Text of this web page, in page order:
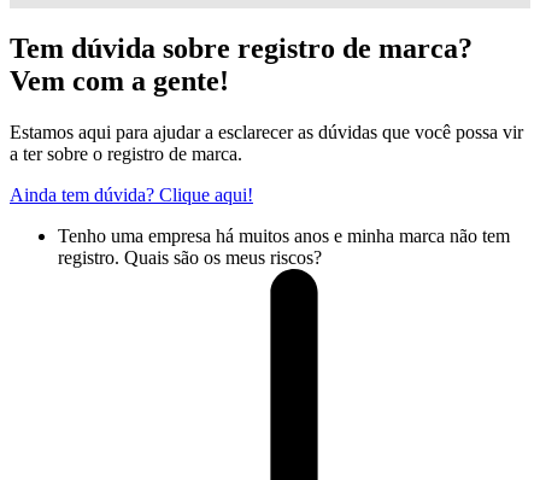
Tem dúvida sobre registro de marca?
Vem com a gente!
Estamos aqui para ajudar a esclarecer as dúvidas que você possa vir
a ter sobre o registro de marca.
Ainda tem dúvida? Clique aqui!
Tenho uma empresa há muitos anos e minha marca não tem
registro. Quais são os meus riscos?